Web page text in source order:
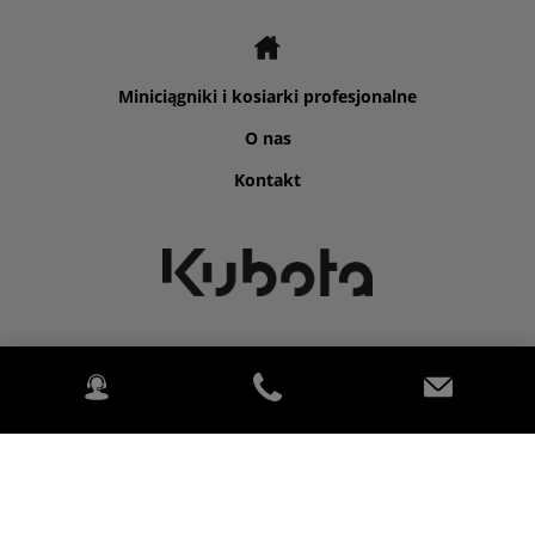
Miniciągniki i kosiarki profesjonalne
O nas
Kontakt
©2026 Kubota for Agro-metal.